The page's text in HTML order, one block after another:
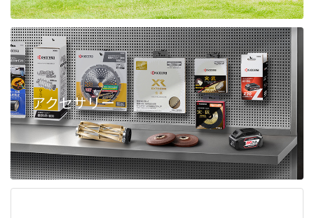
アクセサリー